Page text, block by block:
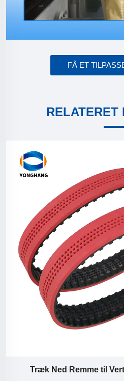
FÅ ET
RELATERET
Træk Ned Remme til